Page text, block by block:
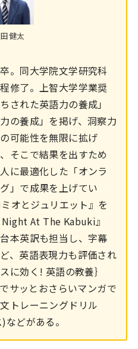
健太
。同大学院文学研究科
修了。上智大学学業奨
された英語力の養成」
の養成」を掲げ、洞察力
可能性を無限に拡げ
そこで結果を出すため
に最適化した「オンラ
」で成果を上げてい
オとジュリエット』を
At The Kabuki』
本英訳も担当し、字幕
、英語表現力も評価され
に効く! 英語の教養｝
サッとおさらいマンガで
トレーニングドリル
どがある。